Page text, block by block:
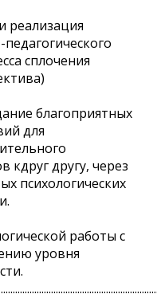
реализация
сплочения
благоприятных
для
кдруг другу, через
психологических
работы с
уровня